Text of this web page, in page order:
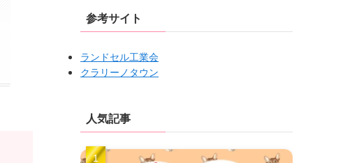
参考サイト
ランドセル工業会
クラリーノタウン
人気記事